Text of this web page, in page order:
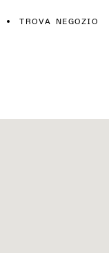
TROVA NEGOZIO